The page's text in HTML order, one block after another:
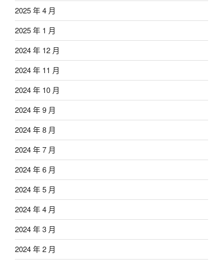
2025 年 4 月
2025 年 1 月
2024 年 12 月
2024 年 11 月
2024 年 10 月
2024 年 9 月
2024 年 8 月
2024 年 7 月
2024 年 6 月
2024 年 5 月
2024 年 4 月
2024 年 3 月
2024 年 2 月